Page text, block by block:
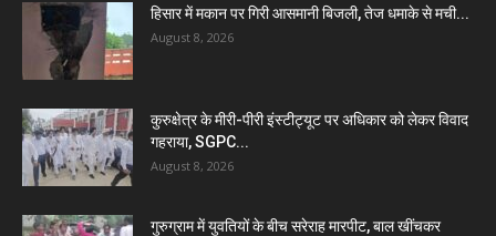
हिसार में मकान पर गिरी आसमानी बिजली, तेज धमाके से मची...
August 8, 2026
कुरुक्षेत्र के मीरी-पीरी इंस्टीट्यूट पर अधिकार को लेकर विवाद
गहराया, SGPC...
August 8, 2026
गुरुग्राम में युवतियों के बीच सरेराह मारपीट, बाल खींचकर